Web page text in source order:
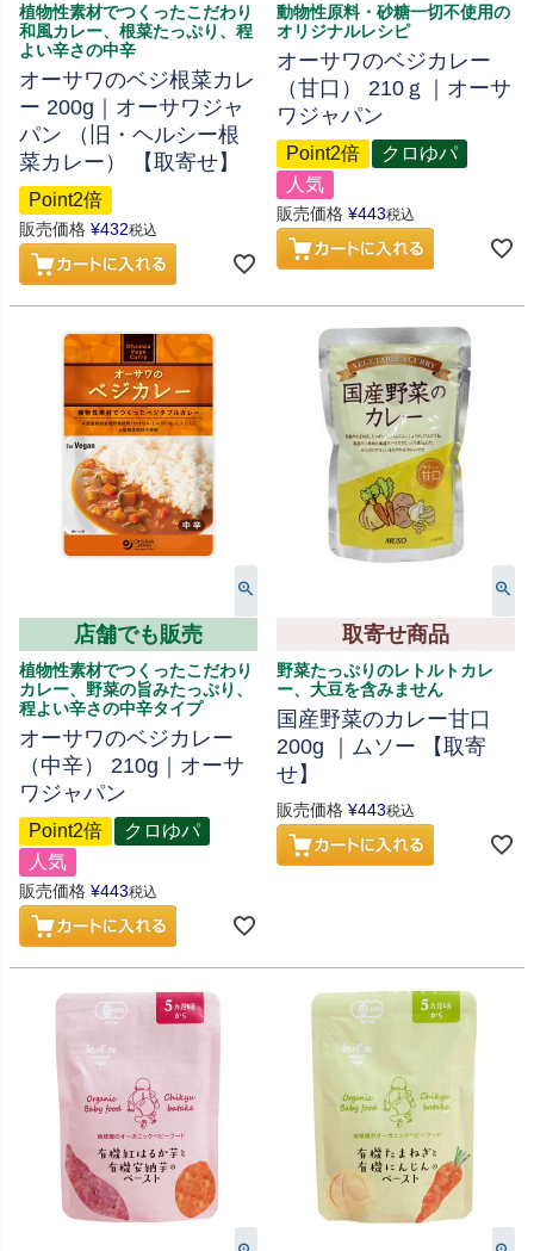
植物性素材でつくったこだわり
和風カレー、根菜たっぷり、程
よい辛さの中辛
オーサワのベジ根菜カレ
ー 200g｜オーサワジャ
パン （旧・ヘルシー根
菜カレー） 【取寄せ】
Point2倍
販売価格 ¥432税込
動物性原料・砂糖一切不使用の
オリジナルレシピ
オーサワのベジカレー
（甘口） 210ｇ｜オーサ
ワジャパン
Point2倍
クロゆパ
人気
販売価格 ¥443税込
店舗でも販売
植物性素材でつくったこだわり
カレー、野菜の旨みたっぷり、
程よい辛さの中辛タイプ
オーサワのベジカレー
（中辛） 210g｜オーサ
ワジャパン
Point2倍
クロゆパ
人気
販売価格 ¥443税込
取寄せ商品
野菜たっぷりのレトルトカレ
ー、大豆を含みません
国産野菜のカレー甘口
200g ｜ムソー 【取寄
せ】
販売価格 ¥443税込